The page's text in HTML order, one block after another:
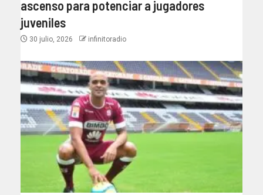
ascenso para potenciar a jugadores
juveniles
30 julio, 2026 infinitoradio